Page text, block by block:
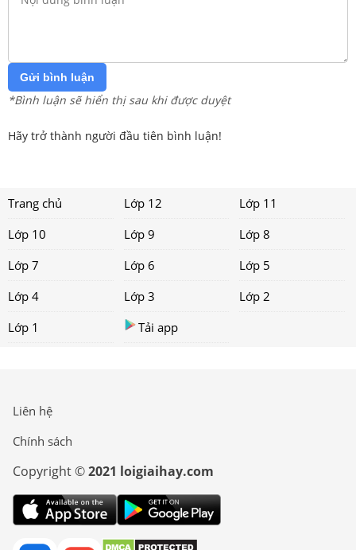
Gửi bình luận
*Bình luận sẽ hiển thị sau khi được duyệt
Hãy trở thành người đầu tiên bình luận!
Trang chủ Lớp 12
Lớp 11
Lớp 10
Lớp 9
Lớp 8
Lớp 7
Lớp 6
Lớp 5
Lớp 4
Lớp 3
Lớp 2
Lớp 1
Tải app
Liên hệ
Chính sách
Copyright ©2021 loigiaihay.com